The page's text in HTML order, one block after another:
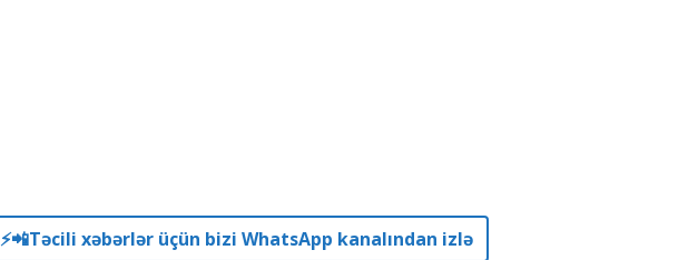
⚡️📲Təcili xəbərlər üçün bizi WhatsApp kanalından izlə